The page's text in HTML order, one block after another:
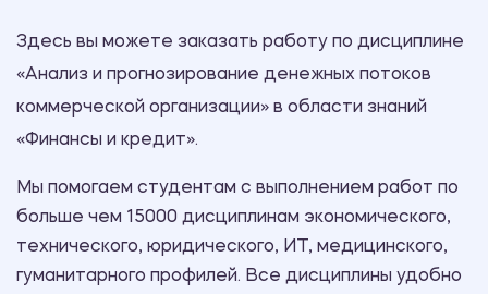
Здесь вы можете заказать работу по дисциплине
«Анализ и прогнозирование денежных потоков
коммерческой организации» в области знаний
«Финансы и кредит».
Мы помогаем студентам с выполнением работ по
больше чем 15000 дисциплинам экономического,
технического, юридического, ИТ, медицинского,
гуманитарного профилей. Все дисциплины удобно